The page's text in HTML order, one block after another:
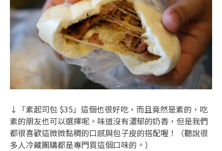
↓「素起司包 $35」這個也很好吃，而且竟然是素的，吃
素的朋友也可以選擇呢。味道沒有濃郁的奶香，但是我們
都很喜歡這微微黏稠的口感與包子皮的搭配喔！（聽說很
多人冷藏團購都是專門買這個口味的。）